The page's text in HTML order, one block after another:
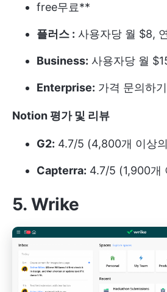
free무료**
플러스 : 사용자당 월 $8,
Business: 사용자당 월
Enterprise: 가격 문의하기
Notion 평가 및 리뷰
G2: 4.7/5 (4,800개 이상
Capterra: 4.7/5 (1,900개
5. Wrike